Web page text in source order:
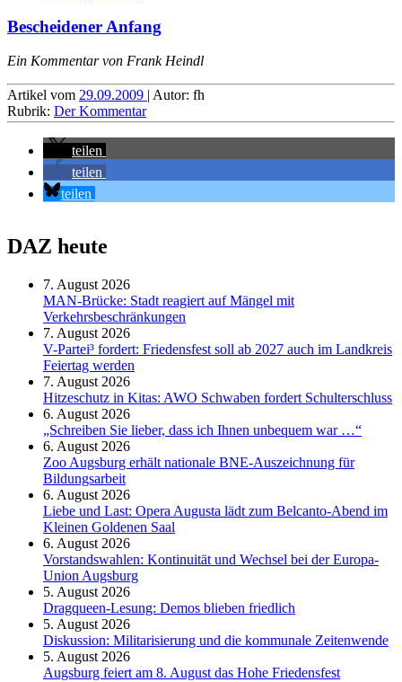
Bescheidener Anfang
Ein Kommentar von Frank Heindl
Artikel vom 29.09.2009 | Autor: fh
Rubrik: Der Kommentar
teilen
teilen
teilen
DAZ heute
7. August 2026
MAN-Brücke: Stadt reagiert auf Mängel mit
Verkehrsbeschränkungen
7. August 2026
V-Partei­³ fordert: Friedens­fest soll ab 2027 auch im Land­kreis
Feier­tag werden
7. August 2026
Hitzeschutz in Kitas: AWO Schwaben fordert Schulterschluss
6. August 2026
„Schreiben Sie lieber, dass ich Ihnen unbequem war …“
6. August 2026
Zoo Augsburg erhält nationale BNE-Auszeichnung für
Bildungsarbeit
6. August 2026
Liebe und Last: Opera Augusta lädt zum Belcanto-Abend im
Kleinen Goldenen Saal
6. August 2026
Vorstandswahlen: Kontinuität und Wechsel bei der Europa-
Union Augsburg
5. August 2026
Dragqueen-Lesung: Demos blieben friedlich
5. August 2026
Diskussion: Mi­li­ta­ri­sie­rung und die kommunale Zeitenwende
5. August 2026
Augsburg feiert am 8. August das Hohe Friedensfest